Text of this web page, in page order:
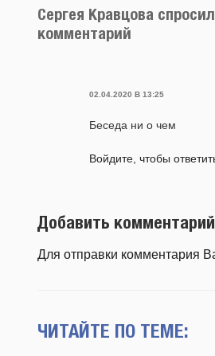
Сергея Кравцова
комментарий
02.04.2020 В 13:25
Беседа ни о чем
Войдите, чтобы
Добавить комментарий
Для отправки комментария
ЧИТАЙТЕ ПО ТЕМЕ: